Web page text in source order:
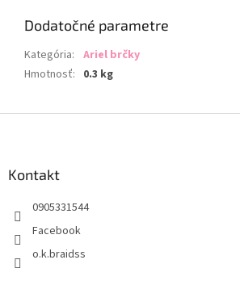
text
Dodatočné parametre
Kategória: Ariel brčky
Hmotnosť: 0.3 kg
Kontakt
0905331544
Facebook
o.k.braidss